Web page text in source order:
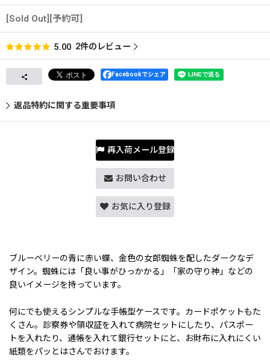
[Sold Out][予約可]
5.00 2件のレビュー
Facebookでシェア
返品特約に関する重要事項
再入荷メール登録
お問い合わせ
お気に入り登録
ブルーベリーの青に赤い蝶、金色の女郎蜘蛛を配したダークなデ
ザイン。蜘蛛には「良い事がひっかかる」「家の守り神」などの
良いイメージを持っています。
何にでも使えるシンプルな手帳型ケースです。カードポケットもた
くさん。診察券や領収証を入れて病院セットにしたり、パスポー
トを入れたり、通帳を入れて銀行セットにと、お財布に入れにくい
紙類をパッとはさんでおけます。